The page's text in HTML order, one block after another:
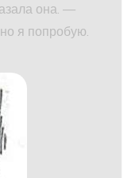
она. —
я попробую.